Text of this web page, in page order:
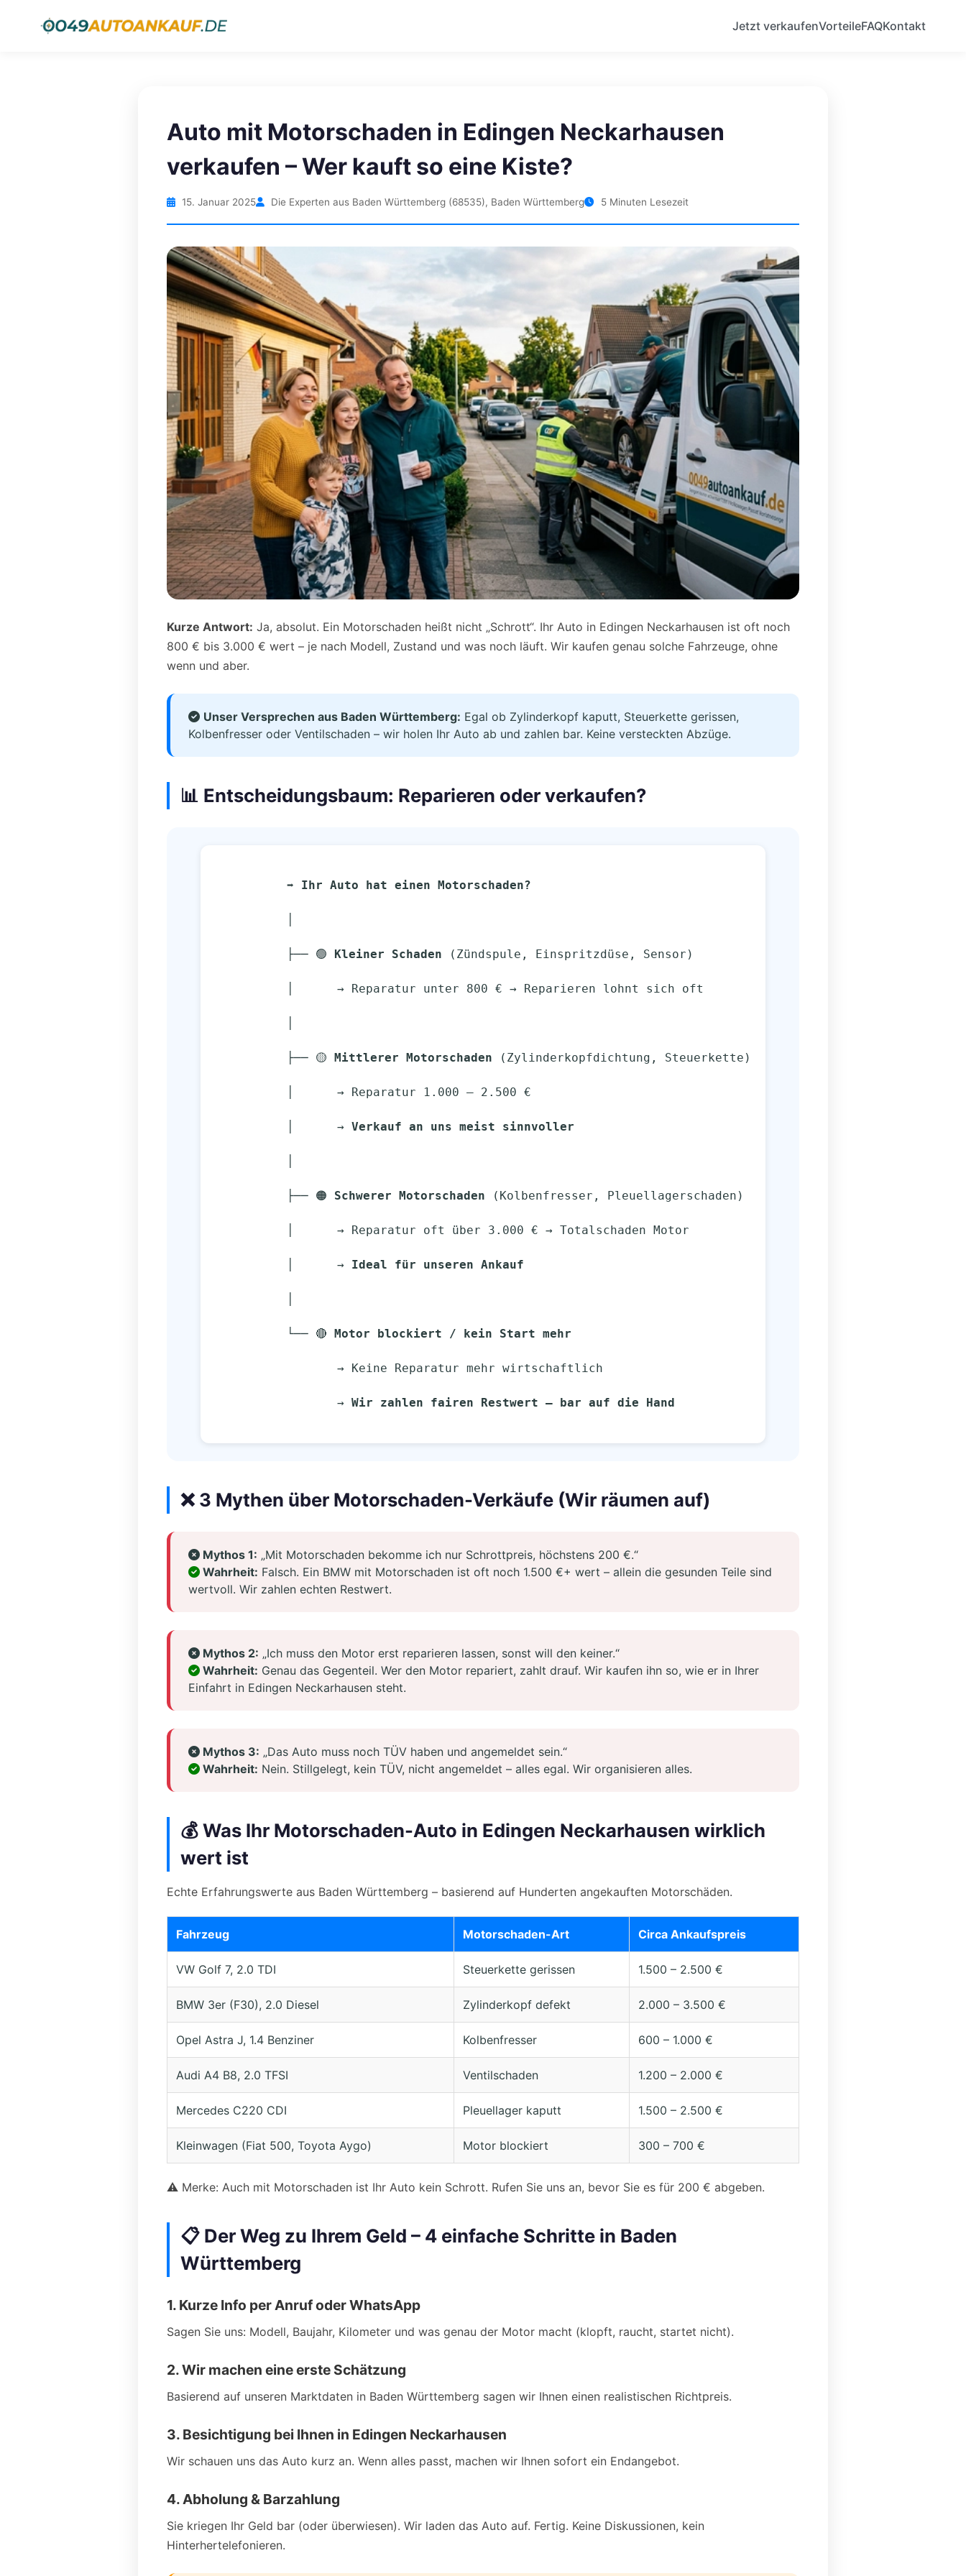
Jetzt verkaufenVorteileFAQKontakt
Auto mit Motorschaden in Edingen Neckarhausen
verkaufen – Wer kauft so eine Kiste?
15. Januar 2025 Die Experten aus Baden Württemberg (68535), Baden Württemberg 5 Minuten Lesezeit
Kurze Antwort: Ja, absolut. Ein Motorschaden heißt nicht „Schrott“. Ihr Auto in Edingen Neckarhausen ist oft noch
800 € bis 3.000 € wert – je nach Modell, Zustand und was noch läuft. Wir kaufen genau solche Fahrzeuge, ohne
wenn und aber.
Unser Versprechen aus Baden Württemberg: Egal ob Zylinderkopf kaputt, Steuerkette gerissen,
Kolbenfresser oder Ventilschaden – wir holen Ihr Auto ab und zahlen bar. Keine versteckten Abzüge.
📊 Entscheidungsbaum: Reparieren oder verkaufen?
➡️ Ihr Auto hat einen Motorschaden?
          ├── 🟢
Kleiner Schaden (Zündspule, Einspritzdüse, Sensor)
          │      → Reparatur unter 800 € → Reparieren lohnt sich oft
          ├── 🟡
Mittlerer Motorschaden (Zylinderkopfdichtung, Steuerkette)
          │      → Reparatur 1.000 – 2.500 €
          │      →
Verkauf an uns meist sinnvoller
          ├── 🟠
Schwerer Motorschaden (Kolbenfresser, Pleuellagerschaden)
          │      → Reparatur oft über 3.000 € → Totalschaden Motor
          │      →
Ideal für unseren Ankauf
          └── 🔴
Motor blockiert / kein Start mehr
                 → Keine Reparatur mehr wirtschaftlich
                 →
Wir zahlen fairen Restwert – bar auf die Hand
❌ 3 Mythen über Motorschaden-Verkäufe (Wir räumen auf)
Mythos 1: „Mit Motorschaden bekomme ich nur Schrottpreis, höchstens 200 €.“
Wahrheit: Falsch. Ein BMW mit Motorschaden ist oft noch 1.500 €+ wert – allein die gesunden Teile sind
wertvoll. Wir zahlen echten Restwert.
Mythos 2: „Ich muss den Motor erst reparieren lassen, sonst will den keiner.“
Wahrheit: Genau das Gegenteil. Wer den Motor repariert, zahlt drauf. Wir kaufen ihn so, wie er in Ihrer
Einfahrt in Edingen Neckarhausen steht.
Mythos 3: „Das Auto muss noch TÜV haben und angemeldet sein.“
Wahrheit: Nein. Stillgelegt, kein TÜV, nicht angemeldet – alles egal. Wir organisieren alles.
💰 Was Ihr Motorschaden-Auto in Edingen Neckarhausen wirklich
wert ist
Echte Erfahrungswerte aus Baden Württemberg – basierend auf Hunderten angekauften Motorschäden.
Fahrzeug Motorschaden-Art Circa Ankaufspreis
VW Golf 7, 2.0 TDI Steuerkette gerissen 1.500 – 2.500 €
BMW 3er (F30), 2.0 Diesel Zylinderkopf defekt 2.000 – 3.500 €
Opel Astra J, 1.4 Benziner Kolbenfresser 600 – 1.000 €
Audi A4 B8, 2.0 TFSI Ventilschaden 1.200 – 2.000 €
Mercedes C220 CDI Pleuellager kaputt 1.500 – 2.500 €
Kleinwagen (Fiat 500, Toyota Aygo) Motor blockiert 300 – 700 €
⚠️ Merke: Auch mit Motorschaden ist Ihr Auto kein Schrott. Rufen Sie uns an, bevor Sie es für 200 € abgeben.
📋 Der Weg zu Ihrem Geld – 4 einfache Schritte in Baden
Württemberg
1. Kurze Info per Anruf oder WhatsApp
Sagen Sie uns: Modell, Baujahr, Kilometer und was genau der Motor macht (klopft, raucht, startet nicht).
2. Wir machen eine erste Schätzung
Basierend auf unseren Marktdaten in Baden Württemberg sagen wir Ihnen einen realistischen Richtpreis.
3. Besichtigung bei Ihnen in Edingen Neckarhausen
Wir schauen uns das Auto kurz an. Wenn alles passt, machen wir Ihnen sofort ein Endangebot.
4. Abholung & Barzahlung
Sie kriegen Ihr Geld bar (oder überwiesen). Wir laden das Auto auf. Fertig. Keine Diskussionen, kein
Hinterhertelefonieren.